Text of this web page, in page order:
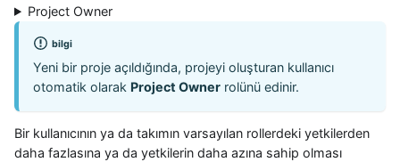
Project Owner
bilgi
Yeni bir proje açıldığında, projeyi oluşturan kullanıcı
otomatik olarak Project Owner rolünü edinir.
Bir kullanıcının ya da takımın varsayılan rollerdeki yetkilerden
daha fazlasına ya da yetkilerin daha azına sahip olması